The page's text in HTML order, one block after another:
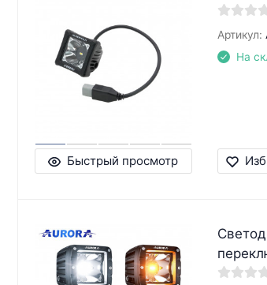
Быстрый просмотр
Артикул:
На